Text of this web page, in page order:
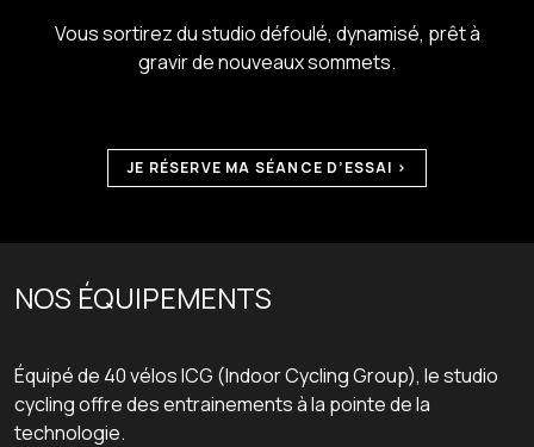
Vous sortirez du studio défoulé, dynamisé, prêt à
gravir de nouveaux sommets.
JE RÉSERVE MA SÉANCE D’ESSAI >
NOS ÉQUIPEMENTS
Équipé de 40 vélos ICG (Indoor Cycling Group), le studio
cycling offre des entrainements à la pointe de la
technologie.